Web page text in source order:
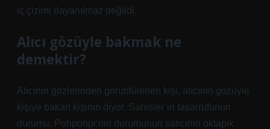
iç çizimi dayanılmaz değildi.
Alıcı gözüyle bakmak ne
demektir?
Alıcının gözlerinden görüntülenen kişi, alıcının gözüyle
kişiye bakan kişinin diyor. Sahisler’in tasarrufunun
durumu, Pohpohpi’nin durumunun satıcının oktapik